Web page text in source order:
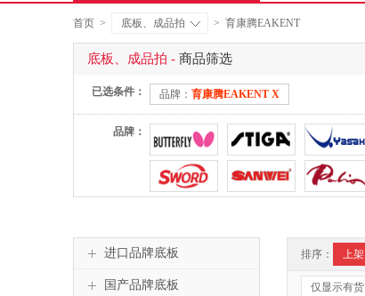
首页 > 底板、成品拍 > 育康腾EAKENT
底板、成品拍 - 商品筛选
已选条件： 品牌： 育康腾EAKENT X
品牌：
排序： 上架
仅显示有货
进口品牌底板
国产品牌底板